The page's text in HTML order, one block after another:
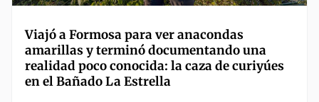
Viajó a Formosa para ver anacondas
amarillas y terminó documentando una
realidad poco conocida: la caza de curiyúes
en el Bañado La Estrella